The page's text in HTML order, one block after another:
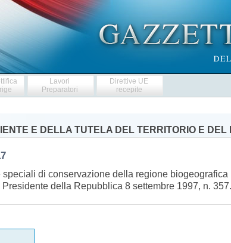
Lavori
Preparatori
Direttive UE
recepite
E DELLA TUTELA DEL TERRITORIO E DEL
di conservazione della regione
della Repubblica 8 settembre 1997, n.